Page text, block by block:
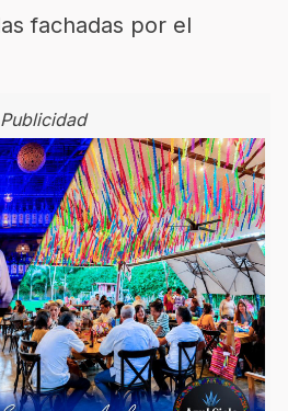
fachadas por el
Publicidad